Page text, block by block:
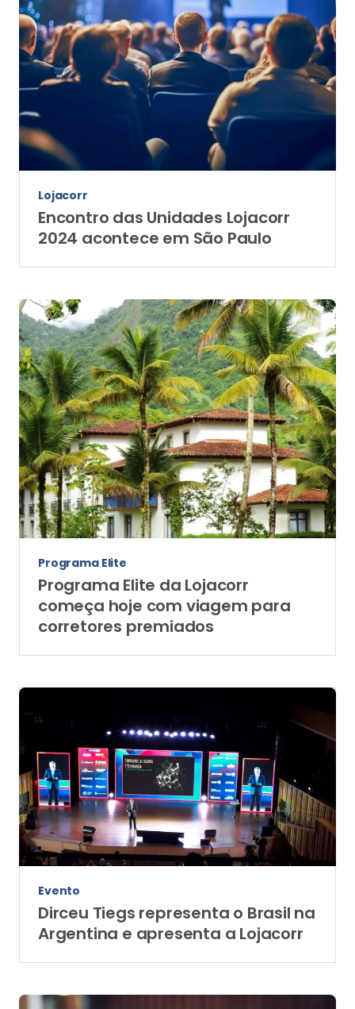
Lojacorr
Encontro das Unidades Lojacorr
2024 acontece em São Paulo
Programa Elite
Programa Elite da Lojacorr
começa hoje com viagem para
corretores premiados
Evento
Dirceu Tiegs representa o Brasil na
Argentina e apresenta a Lojacorr